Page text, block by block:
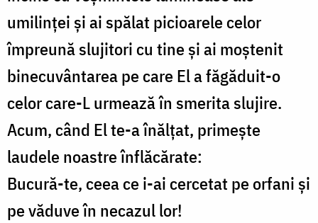
umilinței și ai spălat picioarele celor
împreună slujitori cu tine și ai moștenit
binecuvântarea pe care El a făgăduit-o
celor care-L urmează în smerita slujire.
Acum, când El te-a înălțat, primește
laudele noastre înflăcărate:
Bucură-te, ceea ce i-ai cercetat pe orfani și
pe văduve în necazul lor!